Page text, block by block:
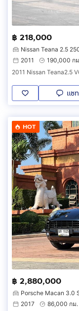
฿ 218,000
Nissan Teana 2.5
2011
190,000 ก
2011 Nissan Teana2.5
แชท
HOT
฿ 2,880,000
Porsche Macan 3.0
2017
86,000 กม.